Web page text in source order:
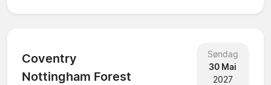
Coventry
Nottingham Forest
Søndag
30 Mai
2027